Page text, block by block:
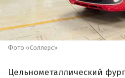
Фото «Соллерс»
Цельнометаллический